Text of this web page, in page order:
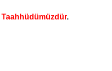
Taahhüdümüzdür.